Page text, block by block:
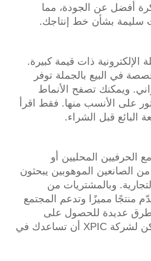
أفضل عن الجودة، مما
سليمة بشأن خط إنتاجك.
الإلكترونية ذات قيمة كبيرة.
في البيع بالجملة توفر
ويمكنك تصفح الأنماط
على الأنسب منها. فقط اقرأ
البائع قبل الشراء.
الحرفيين المحليين أو
الصانعين الموهوبين يبحثون
وبالمشتريات من
منتجًا مميزًا وتدعم المجتمع
عديدة للحصول على
صواني OEM فريدة، ويمكن لشركة XPIC أن تساعدك في